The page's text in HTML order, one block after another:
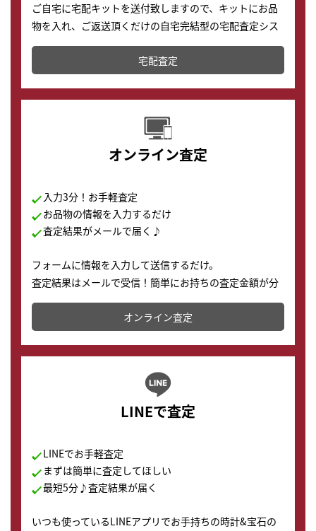
ご自宅に宅配キットを送付致しますので、キットにお品
物を入れ、ご返送頂くだけの自宅完結型の宅配査定シス
テムです。
配送でも簡単&安全に査定・買取に出すことが可能で
す。
宅配査定
オンライン査定
入力3分！お手軽査定
お品物の情報を入力するだけ
査定結果がメールで届く♪
フォームに情報を入力して送信するだけ。
査定結果はメールで受信！簡単にお持ちの査定金額が分
かります。
オンライン査定
LINEで査定
LINEでお手軽査定
まずは簡単に査定してほしい
最短5分♪査定結果が届く
いつも使っているLINEアプリでお手持ちの時計&宝石の